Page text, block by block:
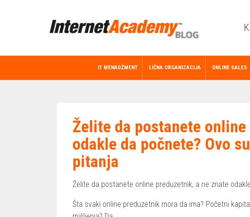
IT MENADŽMENT LIČNA ORGANIZACIJA ONLINE SALES
Želite da postanete
odakle da počnete? Ovo
pitanja
Želite da postanete online preduzetnik, a ne znate
Šta svaki online preduzetnik mora da ima? Početni